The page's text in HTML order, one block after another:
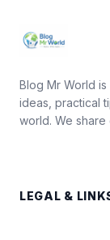
Blog Mr World
ideas, practical
world. We share
LEGAL &